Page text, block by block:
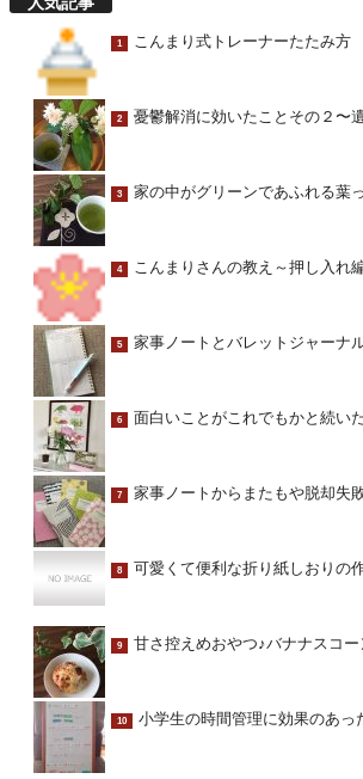
1 こんまり式トレーナーたたみ方
2 憂鬱解消に効いたことその２〜
3 家の中がグリーンであふれる葉
4 こんまりさんの教え～押し入れ
5 家事ノートとバレットジャーナ
6 面白いことがこれでもかと続い
7 家事ノートからまたもや脱却失
8 可愛くて便利な折り紙しおりの
9 甘さ控えめおやつ♪バナナスコ
10 小学生の時間管理に効果のあっ